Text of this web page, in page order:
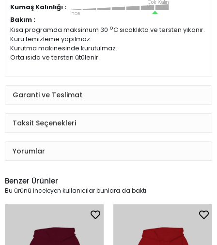
Kumaş Kalınlığı :
Bakım :
Kısa programda maksimum 30 oC sıcaklıkta ve tersten yıkanır.
Kuru temizleme yapılmaz.
Kurutma makinesinde kurutulmaz.
Orta ısıda ve tersten ütülenir.
Garanti ve Teslimat
Taksit Seçenekleri
Yorumlar
Benzer Ürünler
Bu ürünü inceleyen kullanıcılar bunlara da baktı